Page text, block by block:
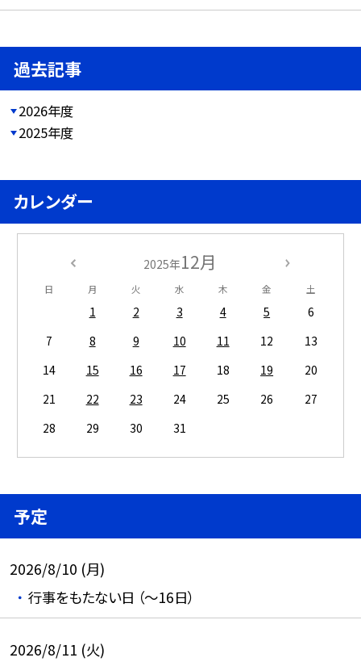
過去記事
2026年度
2025年度
カレンダー
2025年12月
日 月 火 水 木 金 土
1 2 3 4 5
6
7
8 9 10 11 12
13
14
15 16 17 18 19
20
21
22 23 24 25 26
27
28
29 30 31
予定
2026/8/10 (月)
行事をもたない日 （～16日）
2026/8/11 (火)